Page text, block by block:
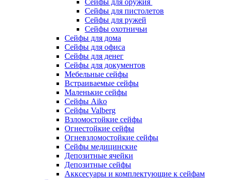
Cейфы для оружия
Сейфы для пистолетов
Сейфы для ружей
Сейфы охотничьи
Cейфы для дома
Cейфы для офиса
Сейфы для денег
Сейфы для документов
Мебельные сейфы
Встраиваемые сейфы
Маленькие сейфы
Сейфы Aiko
Сейфы Valberg
Взломостойкие сейфы
Огнестойкие сейфы
Огневзломостойкие сейфы
Сейфы медицинские
Депозитные ячейки
Депозитные сейфы
Акксесуары и комплектующие к сейфам